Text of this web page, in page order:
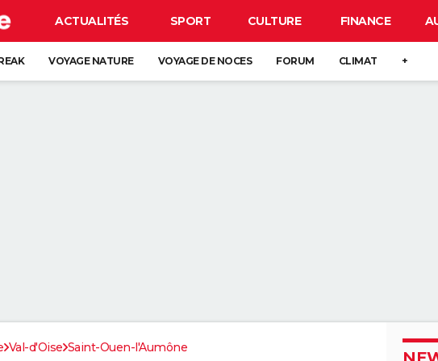
ACTUALITÉS SPORT CULTURE FINANCE
VOYAGE NATURE VOYAGE DE NOCES FORUM CLIMAT +
Val-d'Oise Saint-Ouen-l'Aumône